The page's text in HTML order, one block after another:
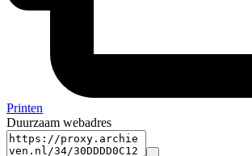
Printen
Duurzaam webadres